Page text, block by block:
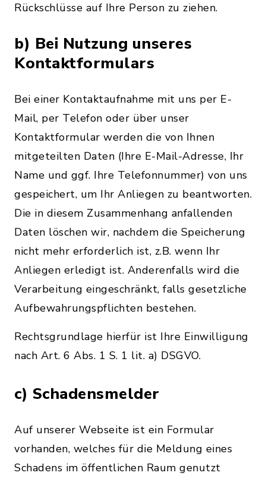
Rückschlüsse auf Ihre Person zu ziehen.
b) Bei Nutzung unseres
Kontaktformulars
Bei einer Kontaktaufnahme mit uns per E-
Mail, per Telefon oder über unser
Kontaktformular werden die von Ihnen
mitgeteilten Daten (Ihre E-Mail-Adresse, Ihr
Name und ggf. Ihre Telefonnummer) von uns
gespeichert, um Ihr Anliegen zu beantworten.
Die in diesem Zusammenhang anfallenden
Daten löschen wir, nachdem die Speicherung
nicht mehr erforderlich ist, z.B. wenn Ihr
Anliegen erledigt ist. Anderenfalls wird die
Verarbeitung eingeschränkt, falls gesetzliche
Aufbewahrungspflichten bestehen.
Rechtsgrundlage hierfür ist Ihre Einwilligung
nach Art. 6 Abs. 1 S. 1 lit. a) DSGVO.
c) Schadensmelder
Auf unserer Webseite ist ein Formular
vorhanden, welches für die Meldung eines
Schadens im öffentlichen Raum genutzt